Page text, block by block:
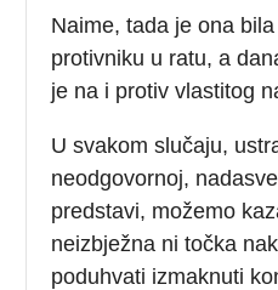
Naime, tada je ona
protivniku u ratu, a
je na i protiv vlastitog
U svakom slučaju,
neodgovornoj,
predstavi, možemo
neizbježna ni točka
poduhvati izmaknuti